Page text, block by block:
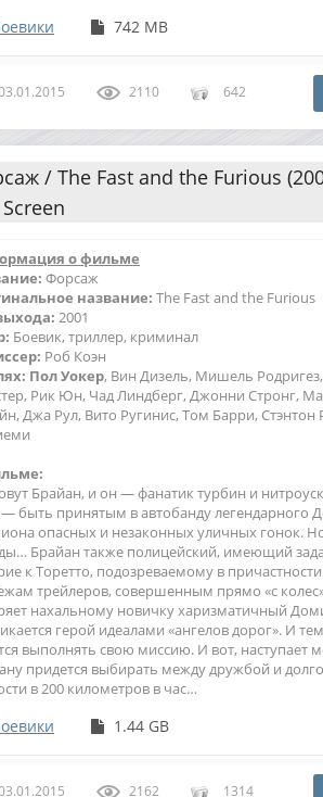
742 MB
2110 642
/ The Fast and the Furious
о фильме
Форсаж
название: The Fast and the Furious
2001
Боевик, триллер, криминал
Роб Коэн
Пол Уокер, Вин Дизель, Мишель
Рик Юн, Чад Линдберг, Джонни Стронг,
Джа Рул, Вито Ругинис, Том Барри, Стэнтон
Брайан, и он — фанатик турбин и
быть принятым в автобанду легендарного
опасных и незаконных уличных гонок.
Брайан также полицейский, имеющий
к Торетто, подозреваемому в
трейлеров, совершенным прямо «с
нахальному новичку харизматичный
герой идеалами «ангелов дорог». И
выполнять свою миссию. И вот, наступает
придется выбирать между дружбой и
в 200 километров в час…
1.44 GB
2162 1314